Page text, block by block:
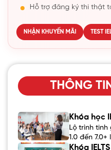
Hỗ trợ đăng ký thi thật
NHẬN KHUYẾN MÃI TEST
THÔNG
Khóa học
Lộ trình
1.0 đến 7.0+
Khóa